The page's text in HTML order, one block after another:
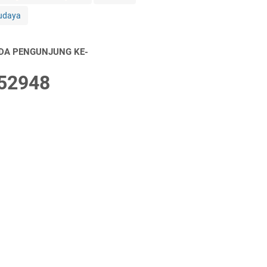
PENGUNJUNG KE-
2948